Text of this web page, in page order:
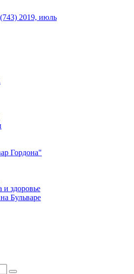
2019, июль
Гордона"
и здоровье
Бульваре